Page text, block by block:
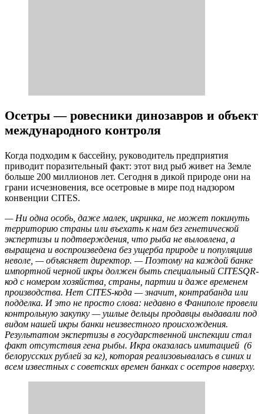
Осетры — ровесники динозавров и объект
международного контроля
Когда подходим к бассейну, руководитель предприятия
приводит поразительный факт: этот вид рыб живет на Земле
больше 200 миллионов лет. Сегодня в дикой природе они на
грани исчезновения, все осетровые в мире под надзором
конвенции CITES.
— Ни одна особь, даже малек, икринка, не может покинуть
территорию страны или въехать к нам без генетической
экспертизы и подтверждения, что рыба не выловлена, а
выращена и воспроизведена без ущерба природе и популяциив
неволе, — объясняет директор. — Поэтому на каждой банке
импортной черной икры должен быть специальный CITESQR-
код с номером хозяйства, страны, партии и даже временем
производства. Нет CITES-кода — значит, контрабанда или
подделка. И это не просто слова: недавно в Фаниполе провели
контрольную закупку — ушлые дельцы продавцы выдавали под
видом нашей икры банки неизвестного происхождения.
Результатом экспертизы в государственной инспекции стал
факт отсутствия гена рыбы. Икра оказалась имитацией (6
белорусских рублей за кг), которая реализовывалась в синих и
всем известных с советских времен банках с осетров наверху.